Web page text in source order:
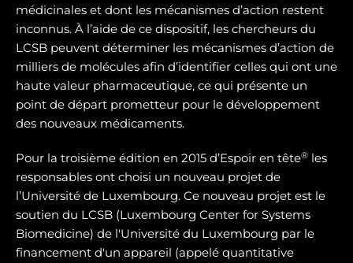
médicinales et dont les mécanismes d’action restent
inconnus. À l’aide de ce dispositif, les chercheurs du
LCSB peuvent déterminer les mécanismes d’action de
milliers de molécules afin d’identifier celles qui ont une
haute valeur pharmaceutique, ce qui présente un
point de départ prometteur pour le développement
des nouveaux médicaments.
Pour la troisième édition en 2015 d’Espoir en tête® les
responsables ont choisi un nouveau projet de
l’Université de Luxembourg. Ce nouveau projet est le
soutien du LCSB (Luxembourg Center for Systems
Biomedicine) de l'Université du Luxembourg par le
financement d'un appareil (appelé quantitative